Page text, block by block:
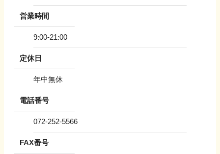
営業時間
9:00-21:00
定休日
年中無休
電話番号
072-252-5566
FAX番号